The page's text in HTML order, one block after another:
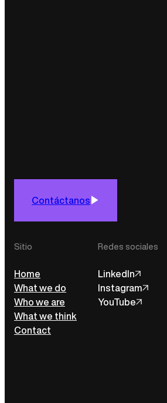
Contáctanos
Sitio
Home
What we do
Who we are
What we think
Contact
Redes sociales
LinkedIn
Instagram
YouTube